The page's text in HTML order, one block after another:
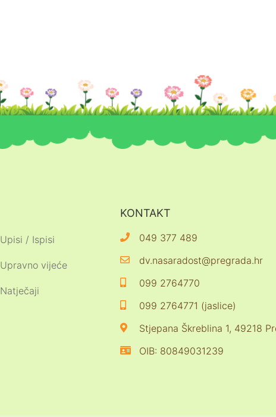
Upisi / Ispisi
Upravno vijeće
Natječaji
KONTAKT
049 377 489
dv.nasaradost@pregrada.hr
099 2764770
099 2764771 (jaslice)
Stjepana Škreblina 1, 49218
OIB: 80849031239